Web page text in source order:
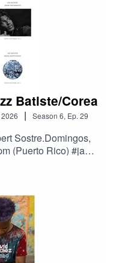
Batiste/Corea
| Season 6, Ep. 29
Sostre.Domingos,
(Puerto Rico) #jazz
Jazz
Station, San Mateo,
Batiste, y Chick